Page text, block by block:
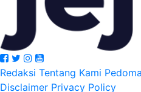
Redaksi Tentang Kami
Disclaimer Privacy Policy